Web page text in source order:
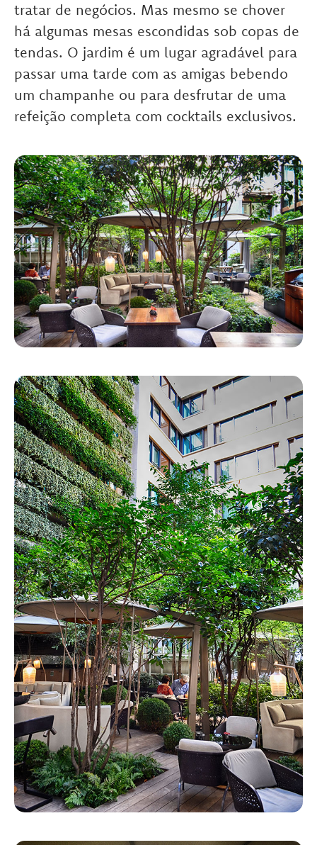
tratar de negócios. Mas mesmo se chover
há algumas mesas escondidas sob copas de
tendas. O jardim é um lugar agradável para
passar uma tarde com as amigas bebendo
um champanhe ou para desfrutar de uma
refeição completa com cocktails exclusivos.